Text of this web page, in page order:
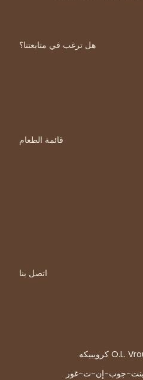
هل ترغب في متابعتنا؟
قائمة الطعام
اتصل بنا